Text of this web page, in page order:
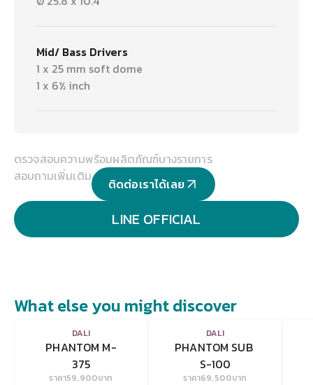
Mid/ Bass Drivers
1 x 25 mm soft dome
1 x 6½ inch
ตรวจสอบความพร้อมผลิตภัณฑ์บางรายการ
สอบถามเพิ่มเติม
ติดต่อเราได้เลย
LINE OFFICIAL
What else you might discover
VIEW
DALI
PHANTOM M-
375
ราคา59,900บาท
VIEW
DALI
PHANTOM SUB
S-100
ราคา69,500บาท